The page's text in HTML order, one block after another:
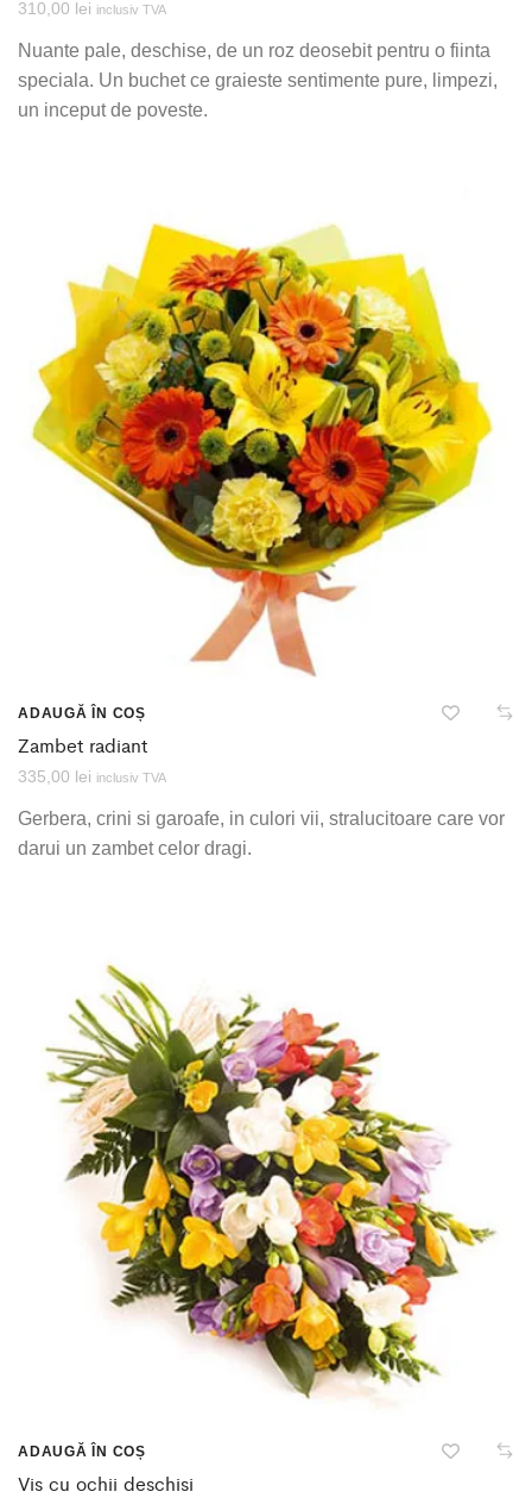
310,00 lei inclusiv TVA
Nuante pale, deschise, de un roz deosebit pentru o fiinta
speciala. Un buchet ce graieste sentimente pure, limpezi,
un inceput de poveste.
ADAUGĂ ÎN COȘ
Zambet radiant
335,00 lei inclusiv TVA
Gerbera, crini si garoafe, in culori vii, stralucitoare care vor
darui un zambet celor dragi.
ADAUGĂ ÎN COȘ
Vis cu ochii deschisi